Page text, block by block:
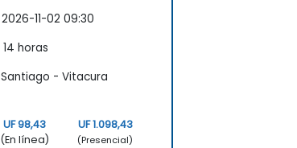
2026-11-02 09:30
14 horas
Santiago - Vitacura
UF 98,43
(En línea)
UF 1.098,43
(Presencial)